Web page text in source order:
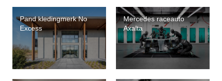
Pand kledingmerk No
Excess
Mercedes raceauto
Axalta